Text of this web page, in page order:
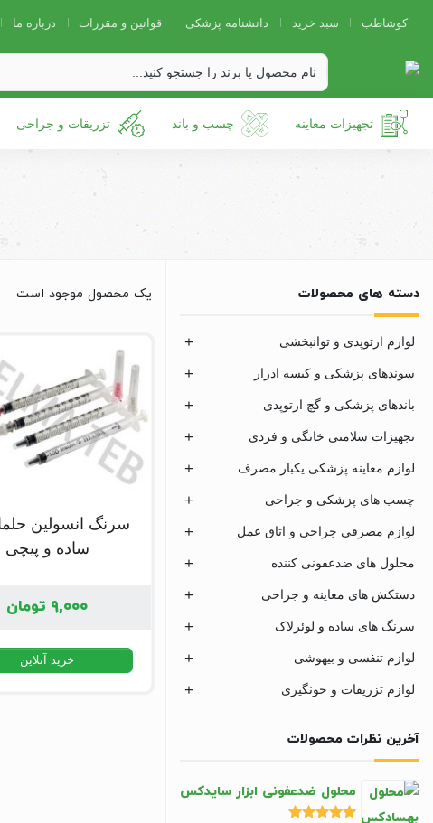
کوشاطب سبد خرید دانشنامه پزشکی قوانین و مقررات درباره ما
تجهیزات معاینه چسب و باند تزریقات و جراحی
دسته های محصولات
لوازم ارتوپدی و توانبخشی
سوندهای پزشکی و کیسه ادرار
باندهای پزشکی و گچ ارتوپدی
تجهیزات سلامتی خانگی و فردی
لوازم معاینه پزشکی یکبار مصرف
چسب های پزشکی و جراحی
لوازم مصرفی جراحی و اتاق عمل
محلول های ضدعفونی کننده
دستکش های معاینه و جراحی
سرنگ های ساده و لوئرلاک
لوازم تنفسی و بیهوشی
لوازم تزریقات و خونگیری
آخرین نظرات محصولات
محلول ضدعفونی ابزار سایدکس
یک محصول موجود است
سرنگ انسولین
ساده و پیچی
۹,۰۰۰ تومان
خرید آنلاین